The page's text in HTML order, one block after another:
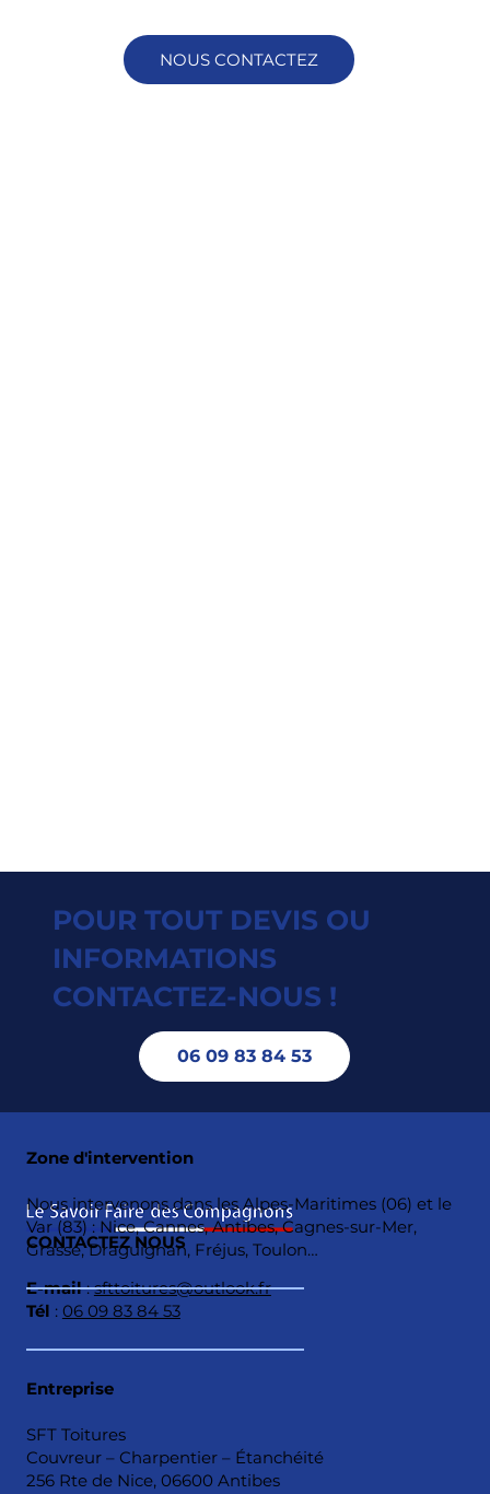
NOUS CONTACTEZ
POUR TOUT DEVIS OU
INFORMATIONS
CONTACTEZ-NOUS !
06 09 83 84 53
CONTACTEZ NOUS
E-mail:sfttoitures@outlook.fr
Tél : 06 09 83 84 53
Entreprise
SFT Toitures
Couvreur – Charpentier – Étanchéité
256 Rte de Nice, 06600 Antibes
Zone d'intervention
Nous intervenons dans les Alpes-Maritimes (06) et le
Var (83) : Nice, Cannes, Antibes, Cagnes-sur-Mer,
Grasse, Draguignan, Fréjus, Toulon…